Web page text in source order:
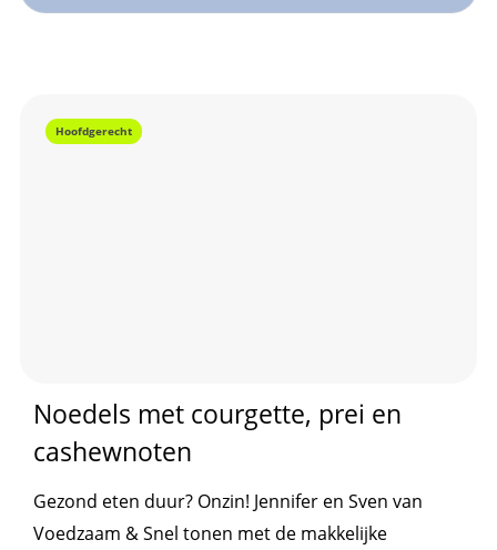
Hoofdgerecht
Noedels met courgette, prei en
cashewnoten
Gezond eten duur? Onzin! Jennifer en Sven van
Voedzaam & Snel tonen met de makkelijke